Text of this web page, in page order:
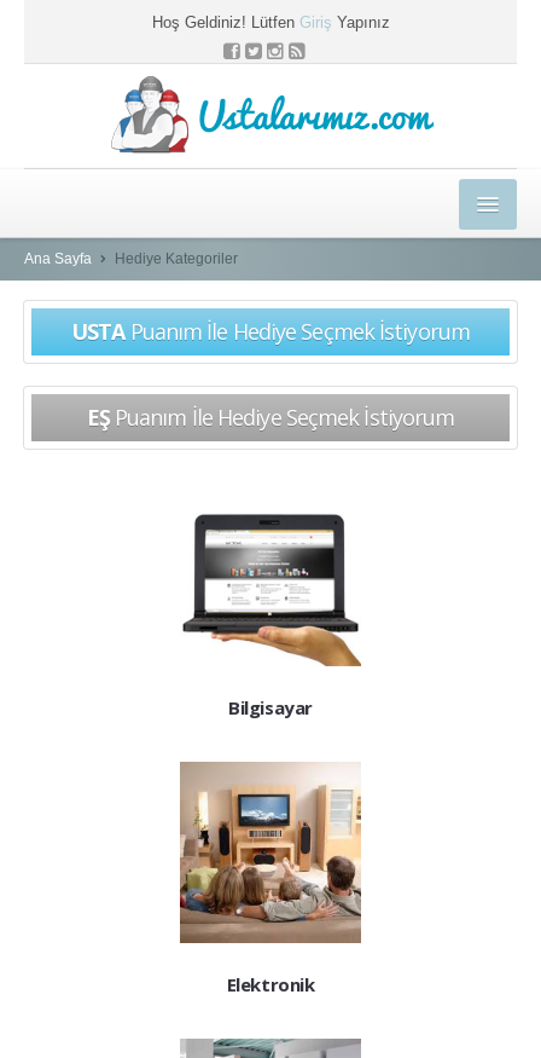
Hoş Geldiniz! Lütfen Giriş Yapınız
Ustalarımız.com
HEDİYELER
E-EĞİTİM MERKEZİ
KYK BLOG
PROFESYONEL ÇÖZÜMLER
USTAMIZA ÖZEL
Ana Sayfa Hediye Kategoriler
USTAPuanım İle Hediye Seçmek İstiyorum
EŞ Puanım İle Hediye Seçmek İstiyorum
Bilgisayar
Elektronik